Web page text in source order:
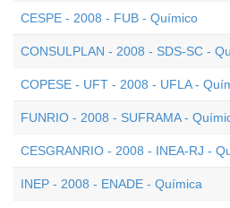
CESPE - 2008 - FUB - Químico
CONSULPLAN - 2008 - SDS-SC -
COPESE - UFT - 2008 - UFLA -
FUNRIO - 2008 - SUFRAMA -
CESGRANRIO - 2008 - INEA-RJ -
INEP - 2008 - ENADE - Química